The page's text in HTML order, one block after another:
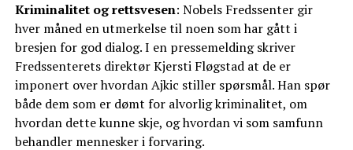
Kriminalitet og rettsvesen: Nobels Fredssenter gir
hver måned en utmerkelse til noen som har gått i
bresjen for god dialog. I en pressemelding skriver
Fredssenterets direktør Kjersti Fløgstad at de er
imponert over hvordan Ajkic stiller spørsmål. Han spør
både dem som er dømt for alvorlig kriminalitet, om
hvordan dette kunne skje, og hvordan vi som samfunn
behandler mennesker i forvaring.